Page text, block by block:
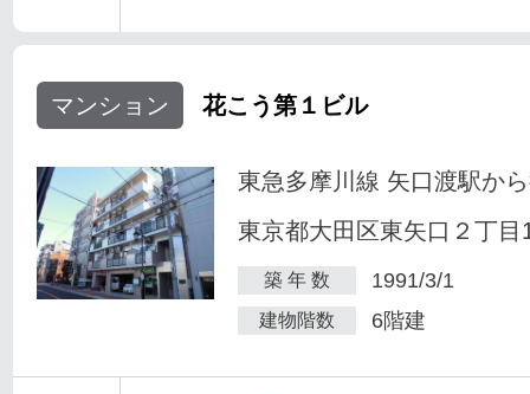
マンション 花こう第１ビル
東急多摩川線 矢口渡駅か
東京都大田区東矢口２丁目
築 年 数 1991/3/1
建物階数 6階建